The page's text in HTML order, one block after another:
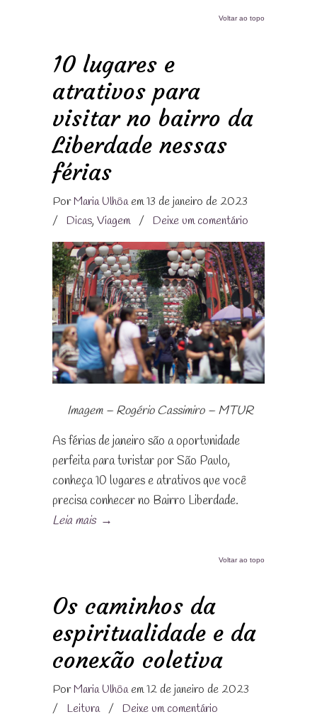
Voltar ao topo
10 lugares e
atrativos para
visitar no bairro da
Liberdade nessas
férias
PorMaria Ulhôaem 13 de janeiro de 2023
/ Dicas, Viagem / Deixe um comentário
Imagem – Rogério Cassimiro – MTUR
As férias de janeiro são a oportunidade
perfeita para turistar por São Paulo,
conheça 10 lugares e atrativos que você
precisa conhecer no Bairro Liberdade.
Leia mais →
Voltar ao topo
Os caminhos da
espiritualidade e da
conexão coletiva
PorMaria Ulhôaem 12 de janeiro de 2023
/
Leitura / Deixe um comentário